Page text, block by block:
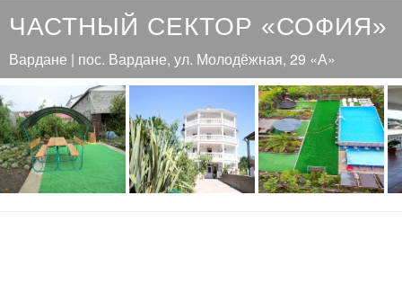
ЧАСТНЫЙ СЕКТОР «СОФИЯ»
Вардане | пос. Вардане, ул. Молодёжная, 29 «А»